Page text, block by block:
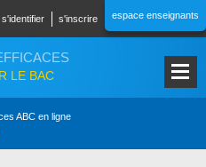
s'identifier s'inscrire espace enseignants
LE BAC
ABC en ligne